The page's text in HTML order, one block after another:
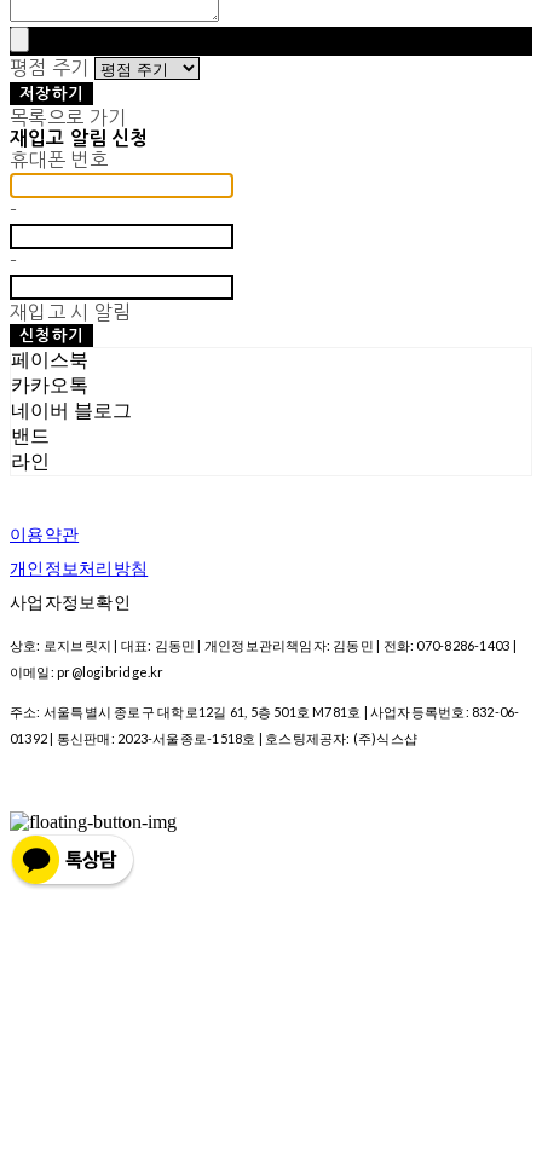
평점 주기
저장하기
목록으로 가기
재입고 알림 신청
휴대폰 번호
-
-
재입고 시 알림
신청하기
페이스북
카카오톡
네이버 블로그
밴드
라인
이용약관
개인정보처리방침
사업자정보확인
상호: 로지브릿지 | 대표: 김동민 | 개인정보관리책임자: 김동민 | 전화: 070-8286-1403 |
이메일: pr@logibridge.kr
주소: 서울특별시 종로구 대학로12길 61, 5층 501호 M781호 | 사업자등록번호: 832-06-
01392 | 통신판매: 2023-서울종로-1518호 | 호스팅제공자: (주)식스샵